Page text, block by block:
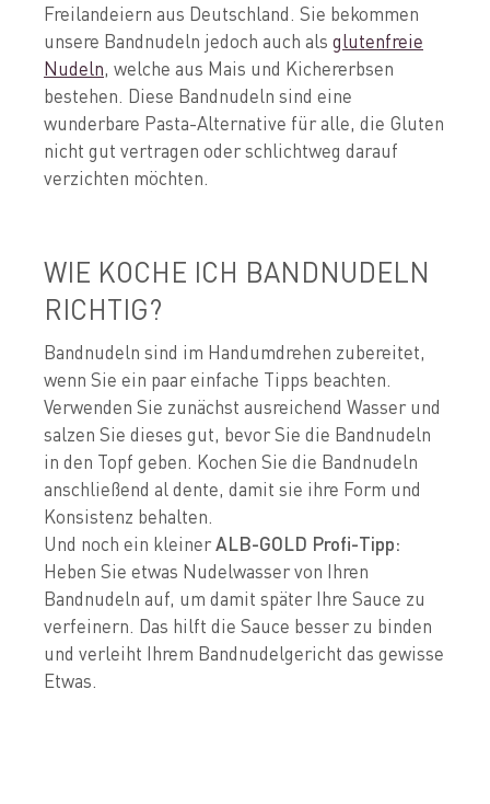
Freilandeiern aus Deutschland. Sie bekommen
unsere Bandnudeln jedoch auch als glutenfreie
Nudeln, welche aus Mais und Kichererbsen
bestehen. Diese Bandnudeln sind eine
wunderbare Pasta-Alternative für alle, die Gluten
nicht gut vertragen oder schlichtweg darauf
verzichten möchten.
WIE KOCHE ICH BANDNUDELN
RICHTIG?
Bandnudeln sind im Handumdrehen zubereitet,
wenn Sie ein paar einfache Tipps beachten.
Verwenden Sie zunächst ausreichend Wasser und
salzen Sie dieses gut, bevor Sie die Bandnudeln
in den Topf geben. Kochen Sie die Bandnudeln
anschließend al dente, damit sie ihre Form und
Konsistenz behalten.
Und noch ein kleinerALB-GOLD Profi-Tipp:
Heben Sie etwas Nudelwasser von Ihren
Bandnudeln auf, um damit später Ihre Sauce zu
verfeinern. Das hilft die Sauce besser zu binden
und verleiht Ihrem Bandnudelgericht das gewisse
Etwas.